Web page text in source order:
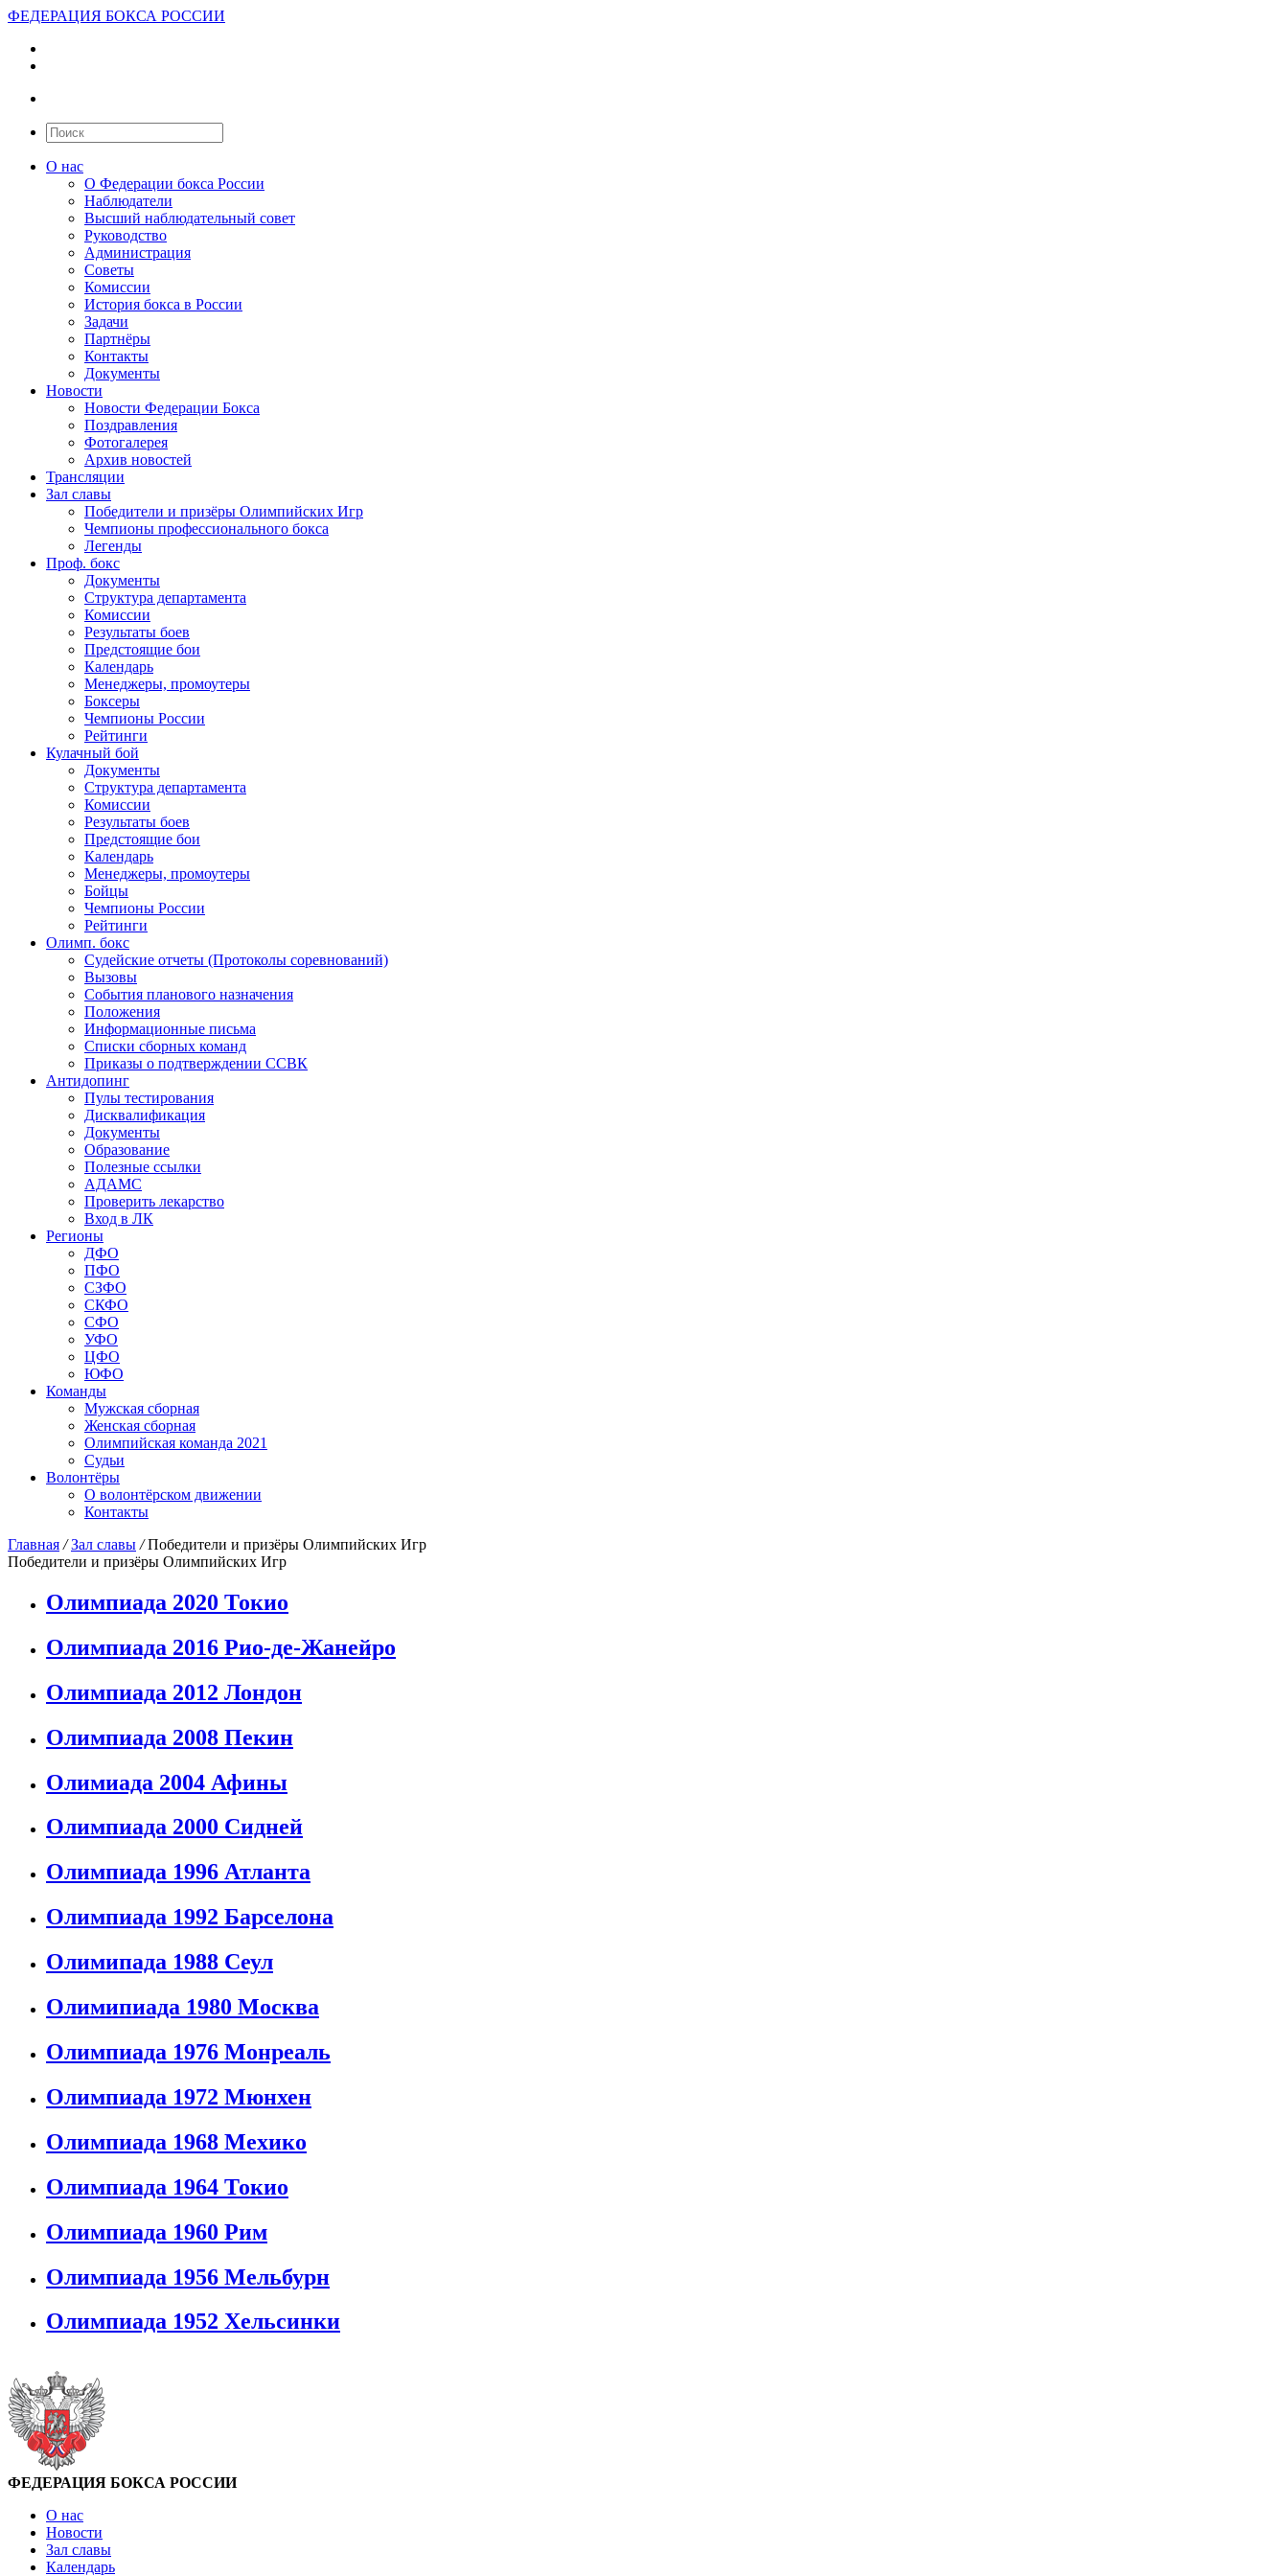
ФЕДЕРАЦИЯ БОКСА РОССИИ
О нас
О Федерации бокса России
Наблюдатели
Высший наблюдательный совет
Руководство
Администрация
Советы
Комиссии
История бокса в России
Задачи
Партнёры
Контакты
Документы
Новости
Новости Федерации Бокса
Поздравления
Фотогалерея
Архив новостей
Трансляции
Зал славы
Победители и призёры Олимпийских Игр
Чемпионы профессионального бокса
Легенды
Проф. бокс
Документы
Структура департамента
Комиссии
Результаты боев
Предстоящие бои
Календарь
Менеджеры, промоутеры
Боксеры
Чемпионы России
Рейтинги
Кулачный бой
Документы
Структура департамента
Комиссии
Результаты боев
Предстоящие бои
Календарь
Менеджеры, промоутеры
Бойцы
Чемпионы России
Рейтинги
Олимп. бокс
Судейские отчеты (Протоколы соревнований)
Вызовы
События планового назначения
Положения
Информационные письма
Списки сборных команд
Приказы о подтверждении ССВК
Антидопинг
Пулы тестирования
Дисквалификация
Документы
Образование
Полезные ссылки
АДАМС
Проверить лекарство
Вход в ЛК
Регионы
ДФО
ПФО
СЗФО
СКФО
СФО
УФО
ЦФО
ЮФО
Команды
Мужская сборная
Женская сборная
Олимпийская команда 2021
Судьи
Волонтёры
О волонтёрском движении
Контакты
Главная / Зал славы /Победители и призёры Олимпийских Игр
Победители и призёры Олимпийских Игр
Олимпиада 2020 Токио
Олимпиада 2016 Рио-де-Жанейро
Олимпиада 2012 Лондон
Олимпиада 2008 Пекин
Олимиада 2004 Афины
Олимпиада 2000 Сидней
Олимпиада 1996 Атланта
Олимпиада 1992 Барселона
Олимипада 1988 Сеул
Олимипиада 1980 Москва
Олимпиада 1976 Монреаль
Олимпиада 1972 Мюнхен
Олимпиада 1968 Мехико
Олимпиада 1964 Токио
Олимпиада 1960 Рим
Олимпиада 1956 Мельбурн
Олимпиада 1952 Хельсинки
ФЕДЕРАЦИЯ БОКСА РОССИИ
О нас
Новости
Зал славы
Календарь